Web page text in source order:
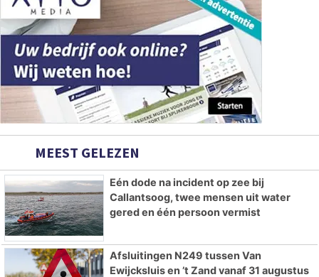
MEEST GELEZEN
Eén dode na incident op zee bij
Callantsoog, twee mensen uit water
gered en één persoon vermist
Afsluitingen N249 tussen Van
Ewijcksluis en ’t Zand vanaf 31 augustus